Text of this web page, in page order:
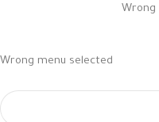
Wrong
Wrong menu selected